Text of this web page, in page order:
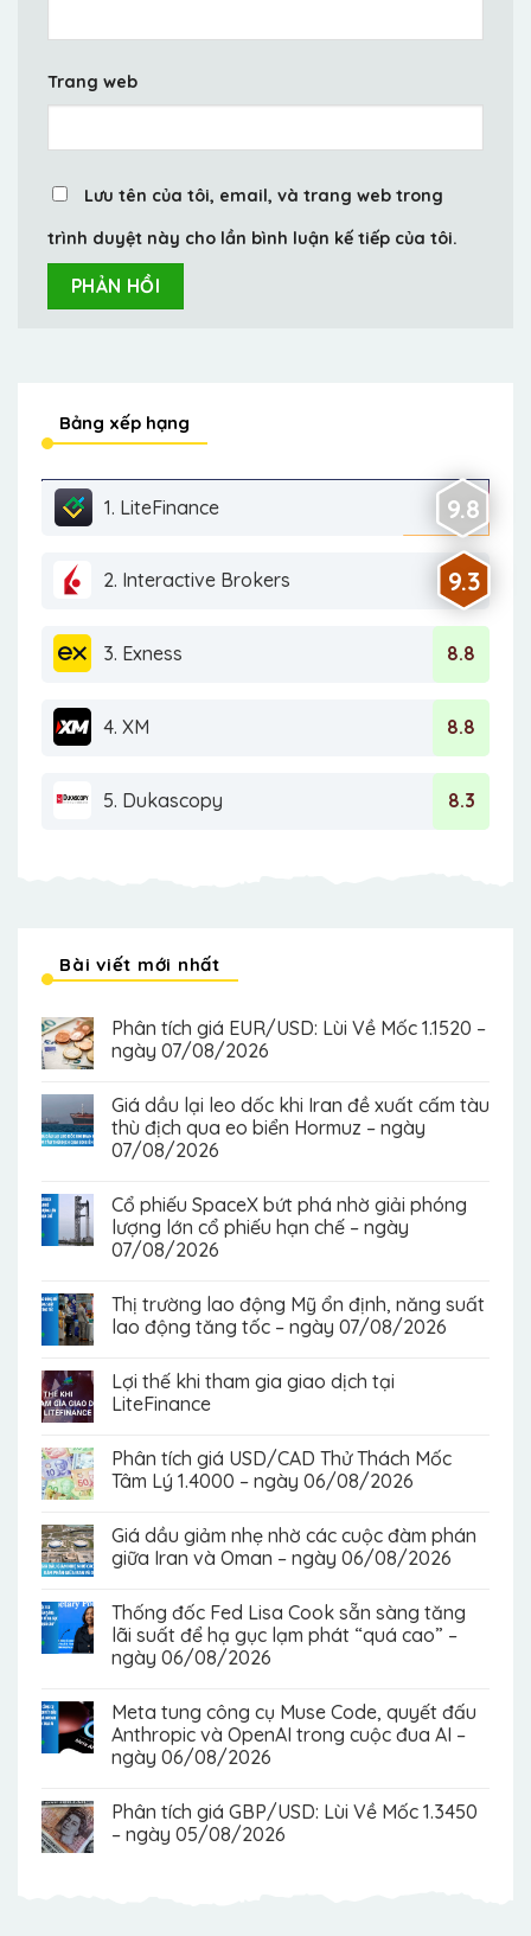
Trang web
Lưu tên của tôi, email, và trang web trong
trình duyệt này cho lần bình luận kế tiếp của tôi.
Bảng xếp hạng
1. LiteFinance 9.8
2. Interactive Brokers 9.3
3. Exness 8.8
4. XM 8.8
5. Dukascopy 8.3
Bài viết mới nhất
Phân tích giá EUR/USD: Lùi Về Mốc 1.1520 –
ngày 07/08/2026
Giá dầu lại leo dốc khi Iran đề xuất cấm tàu
thù địch qua eo biển Hormuz – ngày
07/08/2026
Cổ phiếu SpaceX bứt phá nhờ giải phóng
lượng lớn cổ phiếu hạn chế – ngày
07/08/2026
Thị trường lao động Mỹ ổn định, năng suất
lao động tăng tốc – ngày 07/08/2026
Lợi thế khi tham gia giao dịch tại
LiteFinance
Phân tích giá USD/CAD Thử Thách Mốc
Tâm Lý 1.4000 – ngày 06/08/2026
Giá dầu giảm nhẹ nhờ các cuộc đàm phán
giữa Iran và Oman – ngày 06/08/2026
Thống đốc Fed Lisa Cook sẵn sàng tăng
lãi suất để hạ gục lạm phát “quá cao” –
ngày 06/08/2026
Meta tung công cụ Muse Code, quyết đấu
Anthropic và OpenAI trong cuộc đua AI –
ngày 06/08/2026
Phân tích giá GBP/USD: Lùi Về Mốc 1.3450
– ngày 05/08/2026